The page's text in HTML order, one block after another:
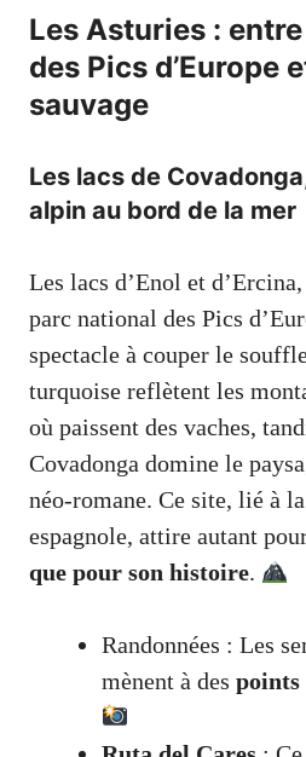
Les Asturies :
des Pics d’Europe
sauvage
Les lacs de
alpin au bord de la mer
Les lacs d’Enol et
parc national des Pics
spectacle à couper le
turquoise reflètent les
où paissent des vaches,
Covadonga domine le
néo-romane. Ce site, lié à
espagnole, attire autant
que pour son histoire.
Randonnées : Les
mènent à des points